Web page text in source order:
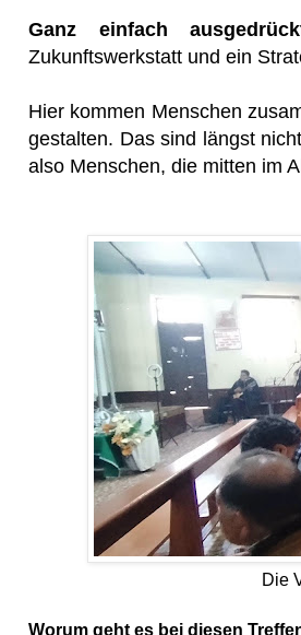
Ganz einfach
Zukunftswerkstatt und ein
Hier kommen Menschen
gestalten. Das sind längst
also Menschen, die mitten im
Die
Worum geht es bei diesen